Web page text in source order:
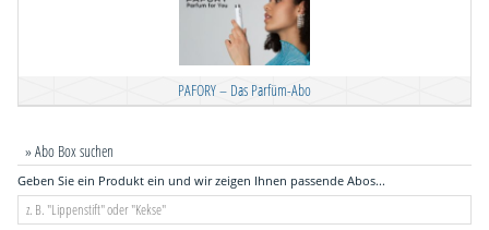
PAFORY – Das Parfüm-Abo
» Abo Box suchen
Geben Sie ein Produkt ein und wir zeigen Ihnen passende Abos...